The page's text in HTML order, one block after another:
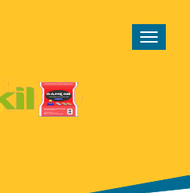
Toggle